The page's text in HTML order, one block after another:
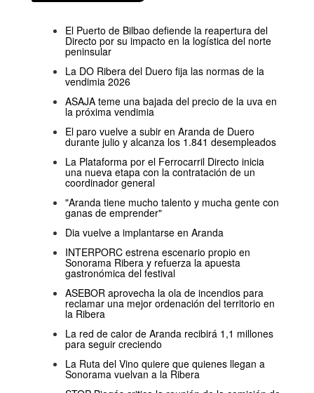
El Puerto de Bilbao defiende la reapertura del
Directo por su impacto en la logística del norte
peninsular
La DO Ribera del Duero fija las normas de la
vendimia 2026
ASAJA teme una bajada del precio de la uva en
la próxima vendimia
El paro vuelve a subir en Aranda de Duero
durante julio y alcanza los 1.841 desempleados
La Plataforma por el Ferrocarril Directo inicia
una nueva etapa con la contratación de un
coordinador general
"Aranda tiene mucho talento y mucha gente con
ganas de emprender"
Dia vuelve a implantarse en Aranda
INTERPORC estrena escenario propio en
Sonorama Ribera y refuerza la apuesta
gastronómica del festival
ASEBOR aprovecha la ola de incendios para
reclamar una mejor ordenación del territorio en
la Ribera
La red de calor de Aranda recibirá 1,1 millones
para seguir creciendo
La Ruta del Vino quiere que quienes llegan a
Sonorama vuelvan a la Ribera